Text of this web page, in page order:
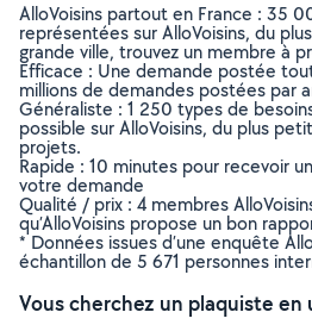
AlloVoisins partout en France : 35
représentées sur AlloVoisins, du
grande ville, trouvez un membre à
Efficace : Une demande postée
millions de demandes postées par
Généraliste : 1 250 types de
possible sur AlloVoisins, du plus
projets.
Rapide : 10 minutes pour recevoir
votre demande
Qualité / prix : 4 membres
qu’AlloVoisins propose un bon
* Données issues d’une enquête
échantillon de 5 671 personnes
Vous cherchez un plaquiste en